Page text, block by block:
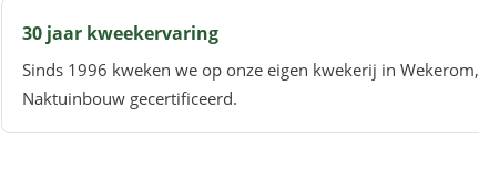
30 jaar kweekervaring
Sinds 1996 kweken we op onze eigen kwekerij in Wekerom,
Naktuinbouw gecertificeerd.